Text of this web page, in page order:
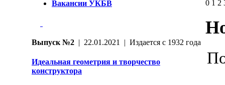
Вакансии УКБВ
Выпуск №2 | 22.01.2021 | Издается с 1932 года
Идеальная геометрия и творчество
конструктора
0 1 2